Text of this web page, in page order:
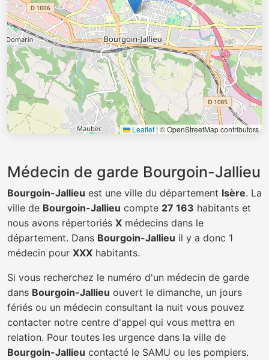
Leaflet | © OpenStreetMap contributors
Médecin de garde Bourgoin-Jallieu
Bourgoin-Jallieu est une ville du département Isère. La
ville de Bourgoin-Jallieu compte 27 163 habitants et
nous avons répertoriés X médecins dans le
département. Dans Bourgoin-Jallieu il y a donc 1
médecin pour XXX habitants.
Si vous recherchez le numéro d'un médecin de garde
dans Bourgoin-Jallieu ouvert le dimanche, un jours
fériés ou un médecin consultant la nuit vous pouvez
contacter notre centre d'appel qui vous mettra en
relation. Pour toutes les urgence dans la ville de
Bourgoin-Jallieu contacté le SAMU ou les pompiers.